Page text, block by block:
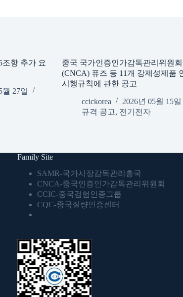
조항 추가 요
월 27일
중국 국가인증인가감독관리위원회
(CNCA) 퓨즈 등 11개 강제성제품
시행규칙에 관한 공고
ccickorea
2026년 05월 15일
규격 공고, 전기전자
Family Site
SAMR-국가시장감독관리총국
CNCA-중국인증인가감독관리위원회
CCIC-중국검험인증그룹
CQC-중국질량인증센터